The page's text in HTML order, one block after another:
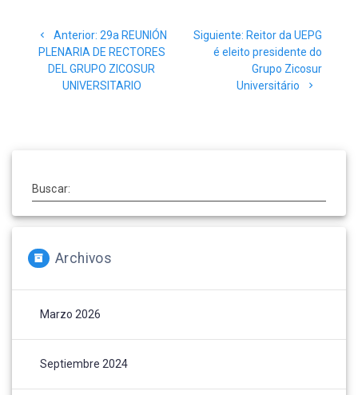
Navegación
de
entradas
Anterior: Post
anterior:
29a REUNIÓN
PLENARIA DE RECTORES
DEL GRUPO ZICOSUR
UNIVERSITARIO
Siguiente: Siguiente
post:
Reitor da UEPG
é eleito presidente do
Grupo Zicosur
Universitário
Buscar:
Archivos
Marzo 2026
Septiembre 2024